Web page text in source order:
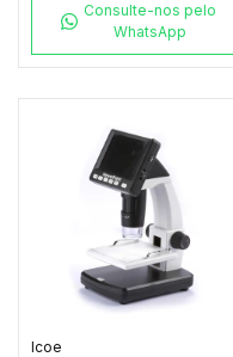
Consulte-nos pelo
WhatsApp
Icoe